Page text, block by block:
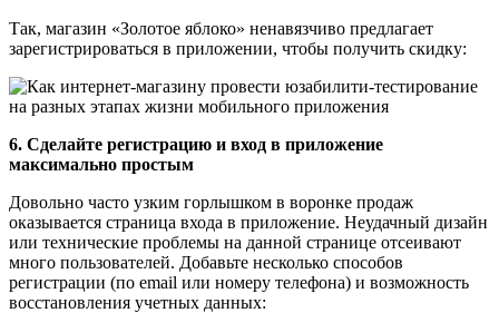
Так, магазин «Золотое яблоко» ненавязчиво предлагает
зарегистрироваться в приложении, чтобы получить скидку:
6. Сделайте регистрацию и вход в приложение
максимально простым
Довольно часто узким горлышком в воронке продаж
оказывается страница входа в приложение. Неудачный дизайн
или технические проблемы на данной странице отсеивают
много пользователей. Добавьте несколько способов
регистрации (по email или номеру телефона) и возможность
восстановления учетных данных: